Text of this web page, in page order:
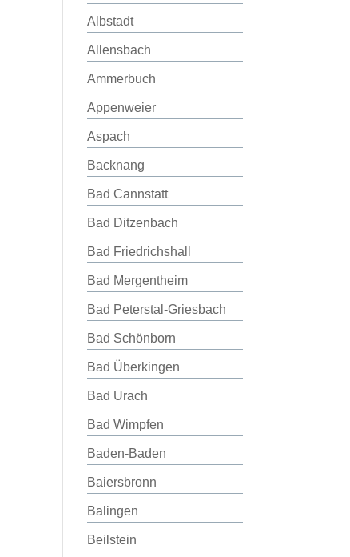
Albstadt
Allensbach
Ammerbuch
Appenweier
Aspach
Backnang
Bad Cannstatt
Bad Ditzenbach
Bad Friedrichshall
Bad Mergentheim
Bad Peterstal-Griesbach
Bad Schönborn
Bad Überkingen
Bad Urach
Bad Wimpfen
Baden-Baden
Baiersbronn
Balingen
Beilstein